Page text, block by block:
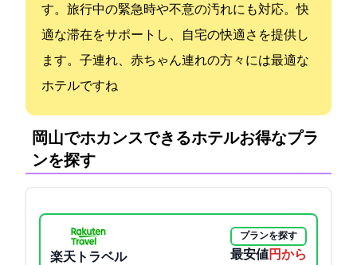
す。旅行中の緊急時や不意の汚れにも対応。快
適な滞在をサポートし、自宅の快適さを提供し
ます。子連れ、赤ちゃん連れの方々には最適な
ホテルですね
岡山でホカンスできるホテル:お得なプラ
ンを探す
楽天トラベル
プランを探す
最安値2070円から